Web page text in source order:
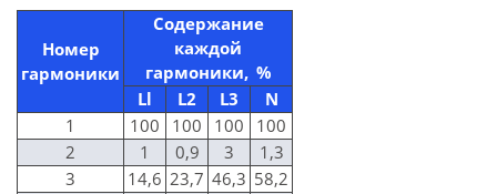
Номер
гармоники
Содержание
каждой
гармоники, %
Ll
L2 L3
N
1
100 100 100
100
2
1 0,9 3
1,3
3
14,6 23,7 46,3 58,2